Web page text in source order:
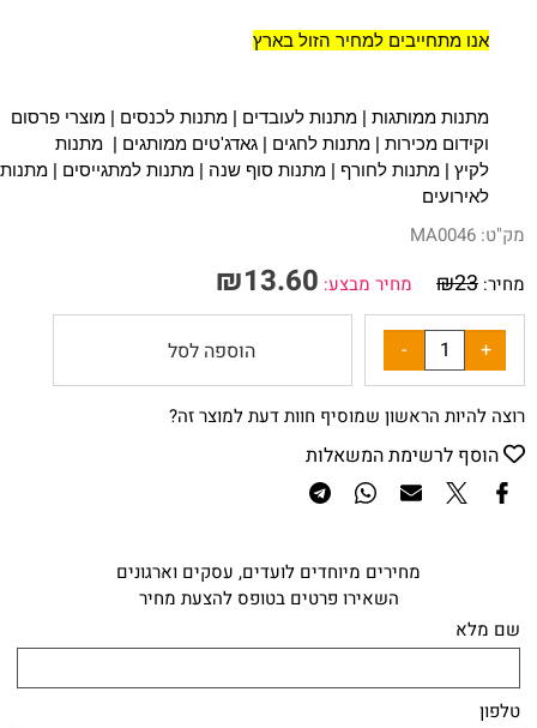
אנו מתחייבים למחיר הזול בארץ
מתנות ממותגות|מתנות לעובדים|מתנות לכנסים|מוצרי פרסום
וקידום מכירות|מתנות לחגים| גאדג'טים ממותגים|מתנות
לקיץ|מתנות לחורף|מתנות סוף שנה|מתנות למתגייסים|מתנות
לאירועים
MA0046
₪23 מחיר מבצע: ₪13.60
הוספה לסל
להיות הראשון שמוסיף חוות דעת למוצר זה?
הוסף לרשימת המשאלות
מחירים מיוחדים לועדים, עסקים וארגונים
השאירו פרטים בטופס להצעת מחיר
מלא